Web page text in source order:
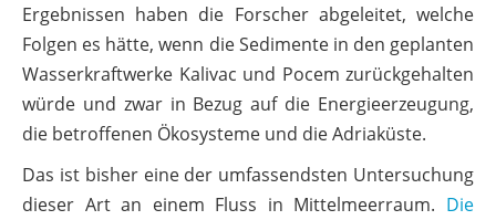
Ergebnissen haben die Forscher abgeleitet, welche
Folgen es hätte, wenn die Sedimente in den geplanten
Wasserkraftwerke Kalivac und Pocem zurückgehalten
würde und zwar in Bezug auf die Energieerzeugung,
die betroffenen Ökosysteme und die Adriaküste.
Das ist bisher eine der umfassendsten Untersuchung
dieser Art an einem Fluss in Mittelmeerraum. Die